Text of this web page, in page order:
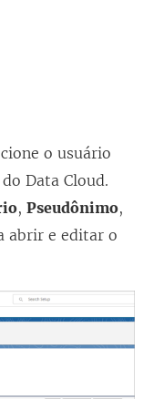
o usuário
Data Cloud.
, Pseudônimo,
abrir e editar o